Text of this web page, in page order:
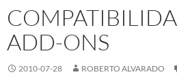
ADD-ONS
2010-07-28 ROBERTO ALVARADO